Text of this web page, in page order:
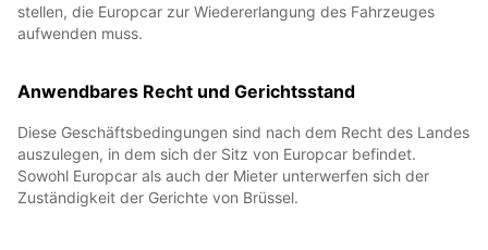
stellen, die Europcar zur Wiedererlangung des Fahrzeuges
aufwenden muss.
Anwendbares Recht und Gerichtsstand
Diese Geschäftsbedingungen sind nach dem Recht des Landes
auszulegen, in dem sich der Sitz von Europcar befindet.
Sowohl Europcar als auch der Mieter unterwerfen sich der
Zuständigkeit der Gerichte von Brüssel.